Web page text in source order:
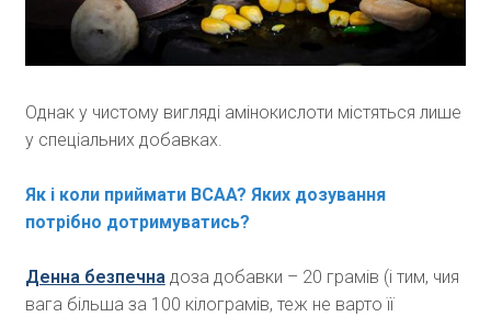
Однак у чистому вигляді амінокислоти містяться лише
у спеціальних добавках.
Як і коли приймати BCAA? Яких дозування
потрібно дотримуватись?
Денна безпечнадоза добавки – 20 грамів (і тим, чия
вага більша за 100 кілограмів, теж не варто її